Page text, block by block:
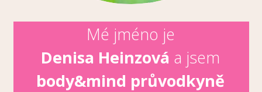
Mé jméno je
Denisa Heinzová a jsem
body&mind průvodkyně